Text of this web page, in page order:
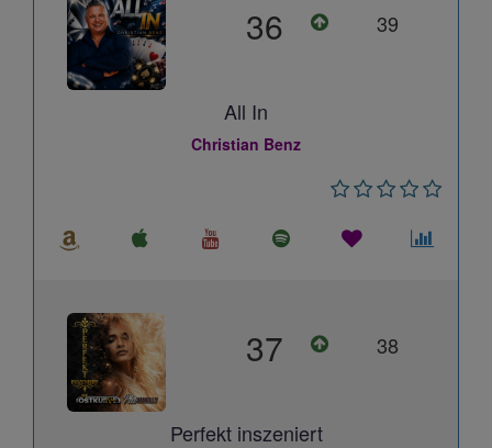
36 39
All In
Christian Benz
37 38
Perfekt inszeniert